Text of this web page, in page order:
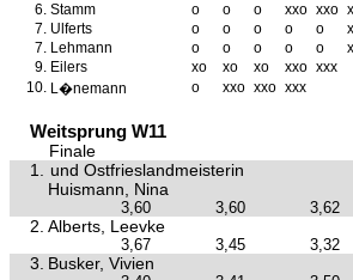
6. Stamm o o o xxo xxo
7. Ulferts o o o o o
7. Lehmann o o o o o
9. Eilers xo xo xo xxo xxx
10. L�nemann o xxo xxo xxx
Weitsprung W11
Finale
1.
und Ostfrieslandmeisterin
Huismann, Nina
3,60 3,60 3,62
2. Alberts, Leevke
3,67 3,45 3,32
3. Busker, Vivien